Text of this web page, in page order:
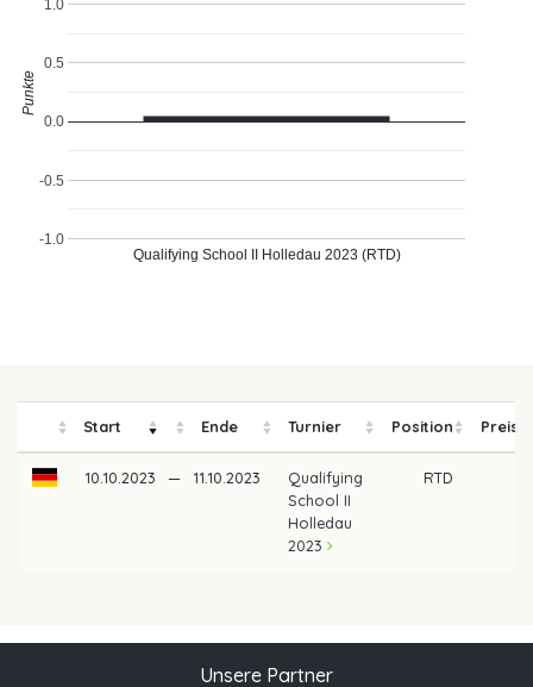
Qualifying School II Holledau 2023 (RTD)
-1.0
-0.5
0.0
0.5
1.0
Punkte
Start Ende Turnier Position
10.10.2023 — 11.10.2023
Qualifying
School II
Holledau
2023
RTD
Unsere Partner